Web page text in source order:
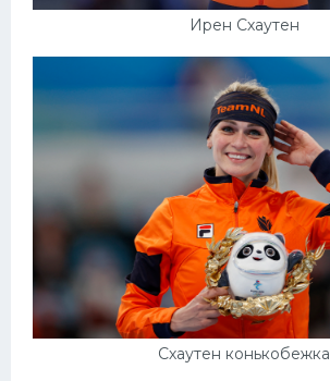
Ирен Схаутен
Схаутен конькобежка
Баскетбол
Велогонки
Конькобежный спорт
Интерьер квартиры